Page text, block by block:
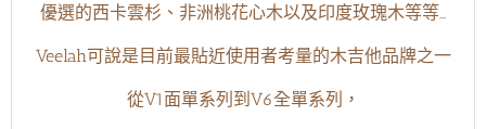
優選的西卡雲杉、非洲桃花心木以及印度玫瑰木等等…
Veelah可說是目前最貼近使用者考量的木吉他品牌之一
從V1面單系列到V6全單系列，